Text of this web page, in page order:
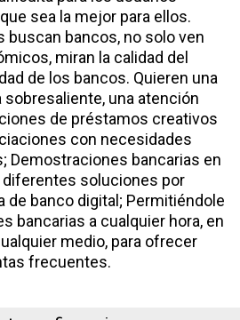
sea la mejor para ellos.
buscan bancos, no solo ven
miran la calidad del
de los bancos. Quieren una
sobresaliente, una atención
de préstamos creativos
con necesidades
Demostraciones bancarias en
diferentes soluciones por
de banco digital; Permitiéndole
bancarias a cualquier hora, en
medio, para ofrecer
frecuentes.